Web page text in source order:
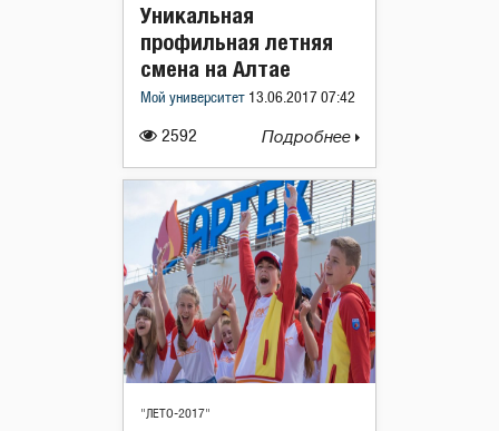
2592
Уникальная
профильная летняя
смена на Алтае
Мой университет 13.06.2017 07:42
Подробнее
"ЛЕТО-2017"